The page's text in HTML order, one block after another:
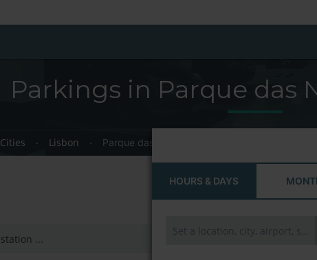
Parkings in Parque das
Cities Lisbon Parque das Nações
HOURS & DAYS